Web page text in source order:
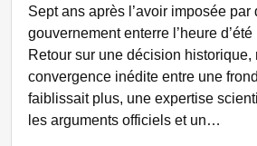
Sept ans après l’avoir imposée par
gouvernement enterre l’heure
Retour sur une décision historique,
convergence inédite entre une
faiblissait plus, une expertise
les arguments officiels et un…